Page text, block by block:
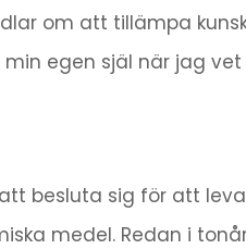
om att tillämpa
egen själ när jag
besluta sig för att
medel. Redan i